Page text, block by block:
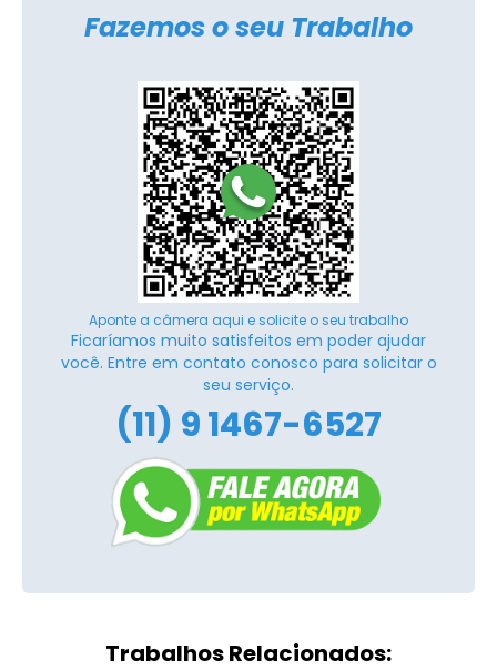
Fazemos o seu Trabalho
Aponte a câmera aqui e solicite o seu trabalho
Ficaríamos muito satisfeitos em poder ajudar
você. Entre em contato conosco para solicitar o
seu serviço.
(11) 9 1467-6527
Trabalhos Relacionados: